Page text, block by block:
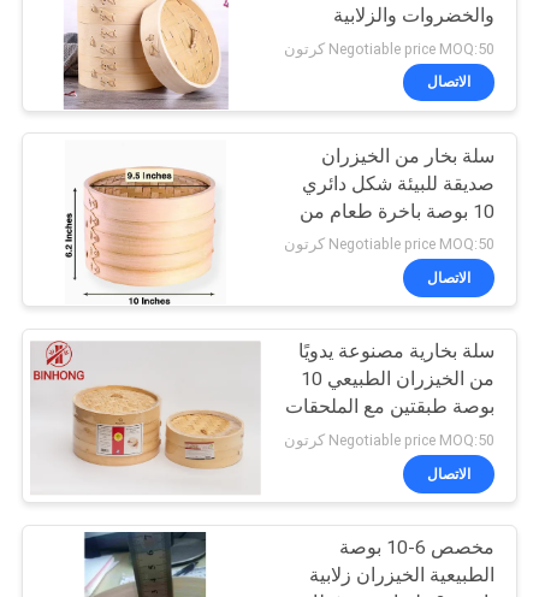
سلة بامبو باخرة
24
أوراق الخيزران
الطازجة
12
15
والخضروات والزلابية
والأسماك ديم سوم
Negotiable price MOQ:50 كرتون
الاتصال
سلة بخار من الخيزران
صديقة للبيئة شكل دائري
10 بوصة باخرة طعام من
الخيزران
Negotiable price MOQ:50 كرتون
الاتصال
سلة بخارية مصنوعة يدويًا
من الخيزران الطبيعي 10
بوصة طبقتين مع الملحقات
Negotiable price MOQ:50 كرتون
الاتصال
مخصص 6-10 بوصة
الطبيعية الخيزران زلابية